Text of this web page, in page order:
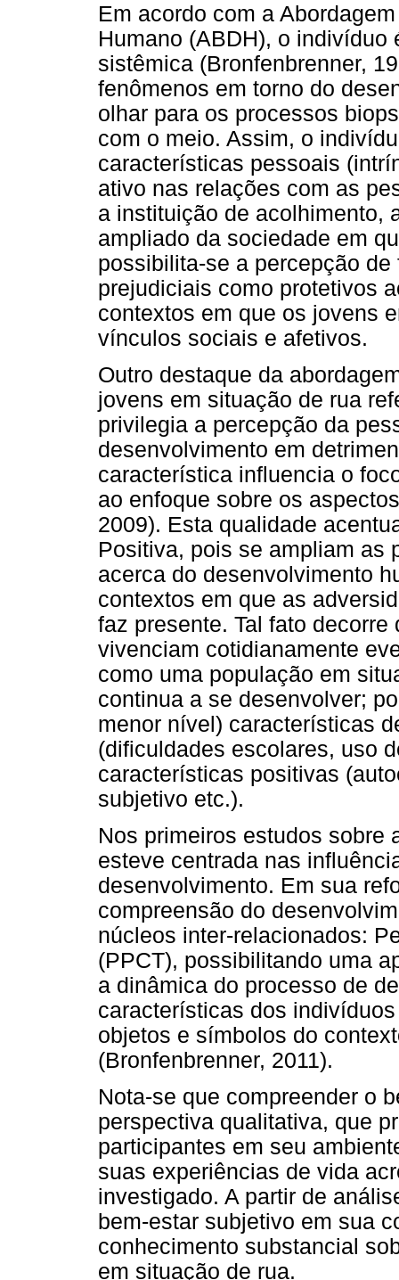
Em acordo com a
Humano (ABDH), o
sistêmica (Bronfenbrenner,
fenômenos em torno do
olhar para os processos
com o meio. Assim, o
características pessoais
ativo nas relações com as
a instituição de acolhimento,
ampliado da sociedade em
possibilita-se a percepção
prejudiciais como protetivos
contextos em que os jovens
vínculos sociais e afetivos.
Outro destaque da
jovens em situação de rua
privilegia a percepção da
desenvolvimento em
característica influencia o
ao enfoque sobre os
2009). Esta qualidade
Positiva, pois se ampliam as
acerca do desenvolvimento
contextos em que as
faz presente. Tal fato
vivenciam cotidianamente
como uma população em
continua a se desenvolver;
menor nível) características
(dificuldades escolares, uso
características positivas
subjetivo etc.).
Nos primeiros estudos sobre
esteve centrada nas
desenvolvimento. Em sua
compreensão do
núcleos inter-relacionados:
(PPCT), possibilitando uma
a dinâmica do processo de
características dos
objetos e símbolos do
(Bronfenbrenner, 2011).
Nota-se que compreender o
perspectiva qualitativa, que
participantes em seu
suas experiências de vida
investigado. A partir de
bem-estar subjetivo em sua
conhecimento substancial
em situação de rua.